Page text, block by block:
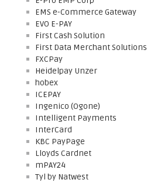
EMS e-Commerce Gateway
EVO E-PAY
First Cash Solution
First Data Merchant Solutions
FXCPay
Heidelpay Unzer
hobex
ICEPAY
Ingenico (Ogone)
Intelligent Payments
InterCard
KBC PayPage
Lloyds Cardnet
mPAY24
Tyl by Natwest